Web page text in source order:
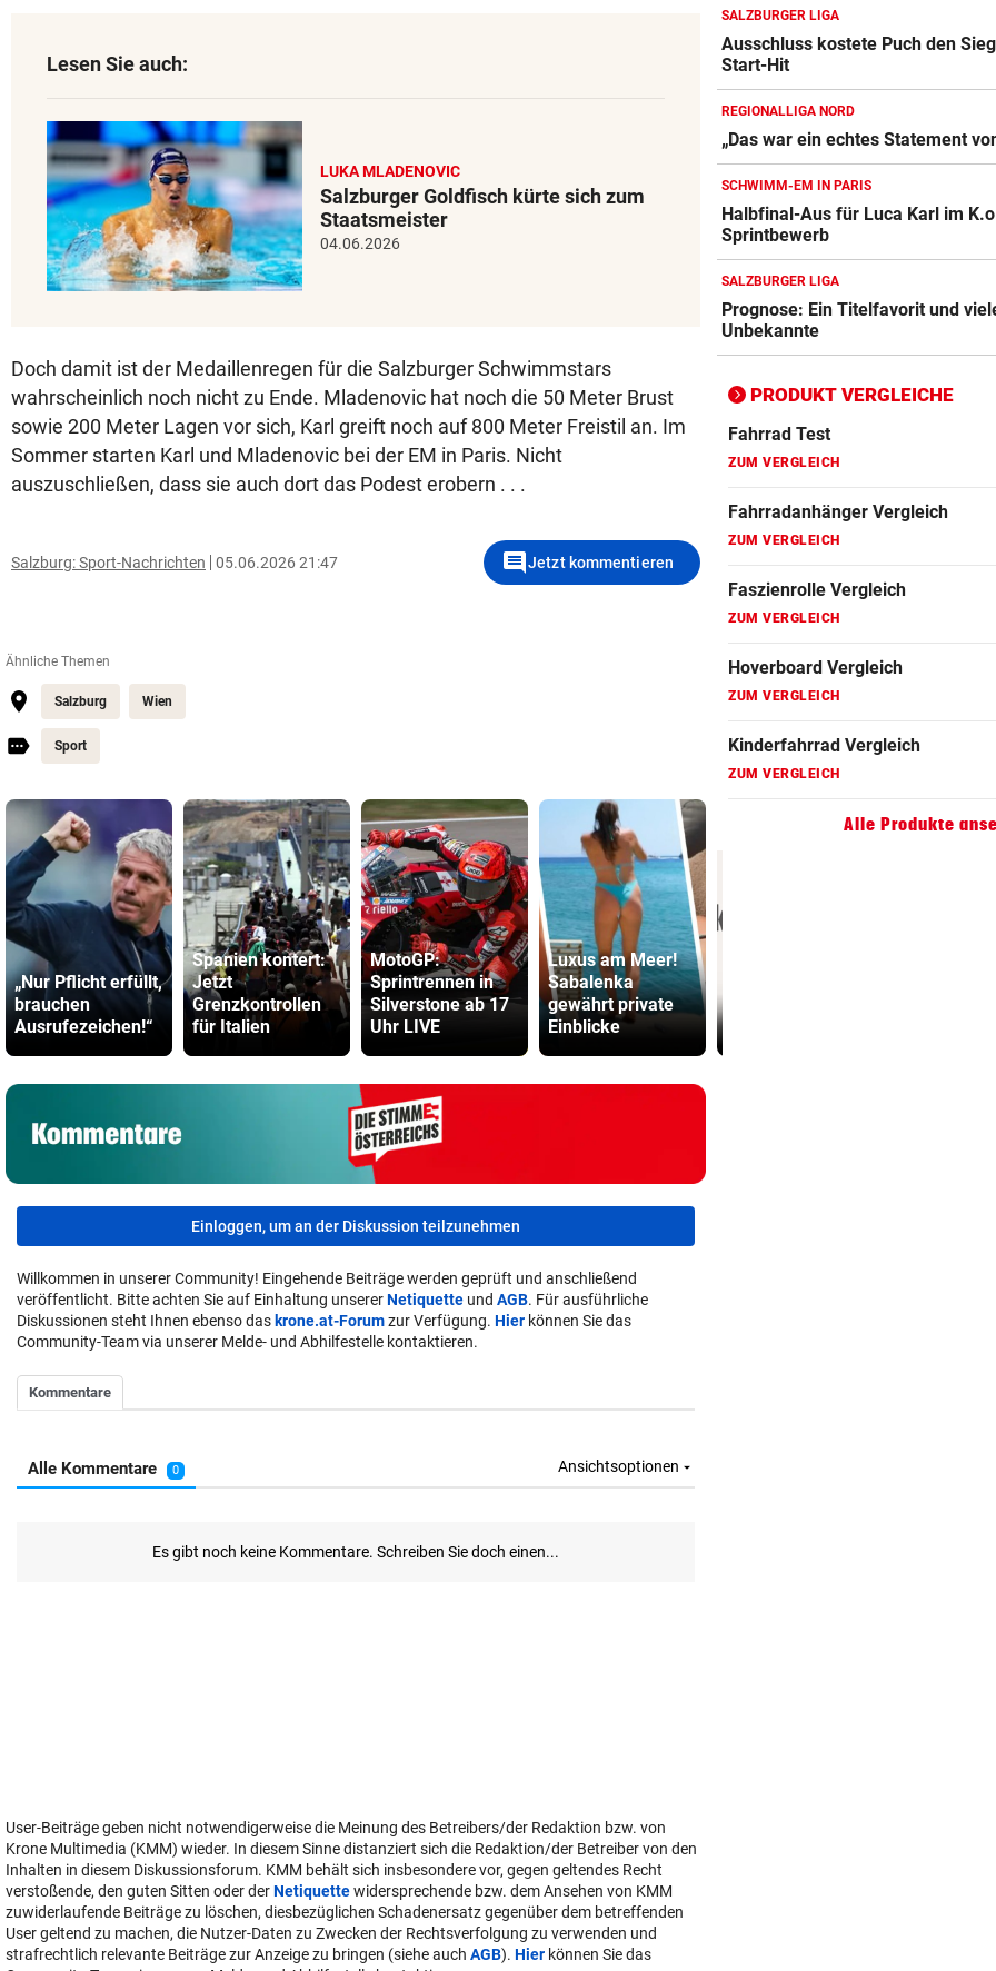
Lesen Sie auch:
LUKA MLADENOVIC
Salzburger Goldfisch kürte sich zum
Staatsmeister
04.06.2026
Doch damit ist der Medaillenregen für die Salzburger Schwimmstars
wahrscheinlich noch nicht zu Ende. Mladenovic hat noch die 50 Meter Brust
sowie 200 Meter Lagen vor sich, Karl greift noch auf 800 Meter Freistil an. Im
Sommer starten Karl und Mladenovic bei der EM in Paris. Nicht
auszuschließen, dass sie auch dort das Podest erobern . . .
Salzburg: Sport-Nachrichten 05.06.2026 21:47 commentJetzt kommentieren
Ähnliche Themen
Salzburg Wien
Sport
„Nur Pflicht erfüllt,
brauchen
Ausrufezeichen!“
Spanien kontert:
Jetzt
Grenzkontrollen
für Italien
MotoGP:
Sprintrennen in
Silverstone ab 17
Uhr LIVE
Luxus am Meer!
Sabalenka
gewährt private
Einblicke
Einloggen, um an der Diskussion teilzunehmen
Willkommen in unserer Community! Eingehende Beiträge werden geprüft und anschließend
veröffentlicht. Bitte achten Sie auf Einhaltung unsererNetiquette und AGB. Für ausführliche
Diskussionen steht Ihnen ebenso das krone.at-Forumzur Verfügung. Hier können Sie das
Community-Team via unserer Melde- und Abhilfestelle kontaktieren.
User-Beiträge geben nicht notwendigerweise die Meinung des Betreibers/der Redaktion bzw. von
Krone Multimedia (KMM) wieder. In diesem Sinne distanziert sich die Redaktion/der Betreiber von den
Inhalten in diesem Diskussionsforum. KMM behält sich insbesondere vor, gegen geltendes Recht
verstoßende, den guten Sitten oder derNetiquettewidersprechende bzw. dem Ansehen von KMM
zuwiderlaufende Beiträge zu löschen, diesbezüglichen Schadenersatz gegenüber dem betreffenden
User geltend zu machen, die Nutzer-Daten zu Zwecken der Rechtsverfolgung zu verwenden und
strafrechtlich relevante Beiträge zur Anzeige zu bringen (siehe auch AGB). Hier können Sie das
SALZBURGER LIGA
Ausschluss kostete Puch den
Start-Hit
REGIONALLIGA NORD
„Das war ein echtes Statement
SCHWIMM-EM IN PARIS
Halbfinal-Aus für Luca Karl im
Sprintbewerb
SALZBURGER LIGA
Prognose: Ein Titelfavorit und
Unbekannte
PRODUKT VERGLEICHE
Action-Cam Vergleich
ZUM VERGLEICH
E-Bike Vergleich
ZUM VERGLEICH
Elektro-Scooter Vergleich
ZUM VERGLEICH
Ergometer Vergleich
ZUM VERGLEICH
Fahrrad Test
ZUM VERGLEICH
Fahrradanhänger Vergleich
ZUM VERGLEICH
Faszienrolle Vergleich
ZUM VERGLEICH
Hoverboard Vergleich
ZUM VERGLEICH
Kinderfahrrad Vergleich
ZUM VERGLEICH
Alle Produkte